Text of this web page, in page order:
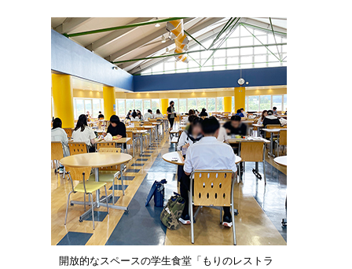
開放的なスペースの学生食堂「もりのレストラ